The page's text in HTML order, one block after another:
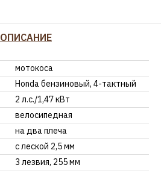
ОПИСАНИЕ
мотокоса
Honda бензиновый, 4-тактный
2 л.с./1,47 кВт
велосипедная
на два плеча
с леской 2,5 мм
3 лезвия, 255 мм